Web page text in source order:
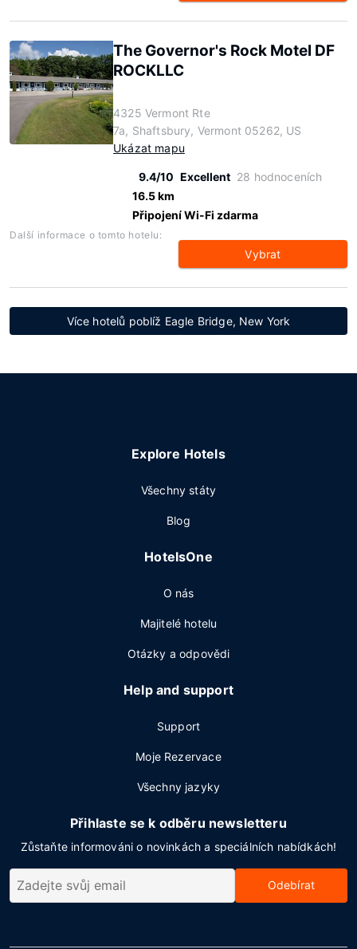
The Governor's Rock Motel DF
ROCKLLC
4325 Vermont Rte
7a, Shaftsbury, Vermont 05262, US
Ukázat mapu
9.4/10 Excellent 28 hodnoceních
16.5 km
Připojení Wi-Fi zdarma
Další informace o tomto hotelu:
Vybrat
Více hotelů poblíž Eagle Bridge, New York
Explore Hotels
Všechny státy
Blog
HotelsOne
O nás
Majitelé hotelu
Otázky a odpovědi
Help and support
Support
Moje Rezervace
Všechny jazyky
Přihlaste se k odběru newsletteru
Zůstaňte informováni o novinkách a speciálních nabídkách!
Odebírat